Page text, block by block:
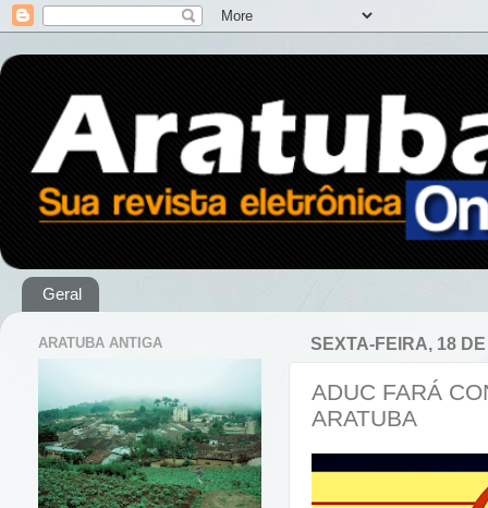
Geral
SEXTA-FEIRA, 18
ADUC FARÁ
ARATUBA
ARATUBA ANTIGA